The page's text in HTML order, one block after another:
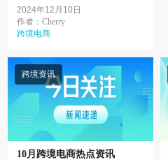
Amazon Haul、Temu全面开放美国
商家注册、TikTok与Lemon8实现内
容整合、亚马逊公布202...
2024年12月10日
作者：Cherry
跨境电商
跨境资讯
10月跨境电商热点资讯